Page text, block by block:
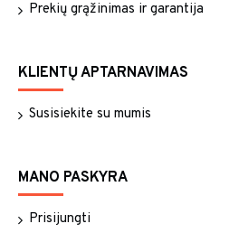
Prekių grąžinimas ir garantija
KLIENTŲ APTARNAVIMAS
Susisiekite su mumis
MANO PASKYRA
Prisijungti